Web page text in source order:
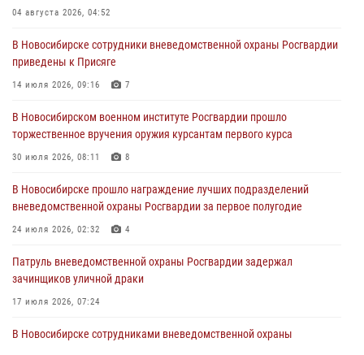
в сфере страхования
В Новосибирске сотрудниками вневедомственной охраны
Росгвардии задержан гражданин, находящийся в розыске
В Новосибирске военнослужащие отряда спецназа «Ермак»
Росгвардии провели занятия по беспарашютному десантированию
В Новосибирске военнослужащие Росгвардии почтили память детей
– жертв войны в Донбассе
04 августа 2026, 04:52
В Новосибирске сотрудники вневедомственной охраны Росгвардии
приведены к Присяге
14 июля 2026, 09:16 7
В Новосибирском военном институте Росгвардии прошло
торжественное вручения оружия курсантам первого курса
30 июля 2026, 08:11 8
В Новосибирске прошло награждение лучших подразделений
вневедомственной охраны Росгвардии за первое полугодие
24 июля 2026, 02:32 4
Патруль вневедомственной охраны Росгвардии задержал
зачинщиков уличной драки
17 июля 2026, 07:24
В Новосибирске сотрудниками вневедомственной охраны